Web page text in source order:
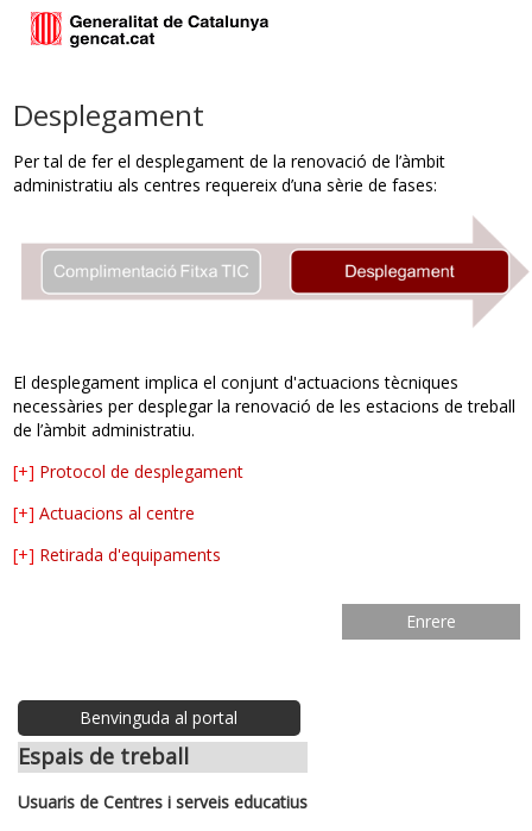
Benvinguda al portal
Espais de treball
Usuaris de Centres i serveis educatius
Desplegament
Per tal de fer el desplegament de la renovació de l’àmbit
administratiu als centres requereix d’una sèrie de fases:
El desplegament implica el conjunt d'actuacions tècniques
necessàries per desplegar la renovació de les estacions de treball
de l’àmbit administratiu.
[+] Protocol de desplegament
[+] Actuacions al centre
[+] Retirada d'equipaments
Enrere